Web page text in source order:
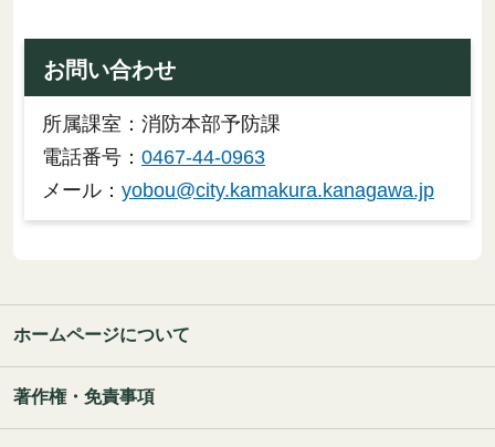
お問い合わせ
所属課室：消防本部予防課
電話番号： 0467-44-0963
メール： yobou@city.kamakura.kanagawa.jp
ホームページについて
著作権・免責事項